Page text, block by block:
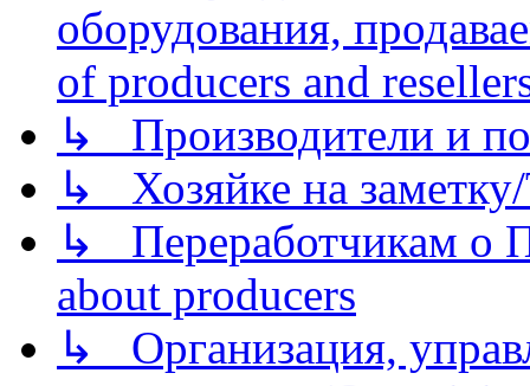
оборудования,
of producers and
↳ Производители и
↳ Хозяйке на
↳ Переработчикам о
about producers
↳ Организация,